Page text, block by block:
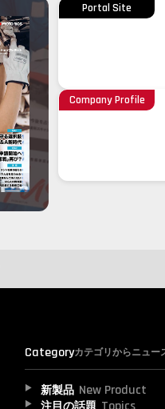
Portal Site
Company Profile
Categoryカテゴリからニュー
新製品 New Product
注目の話題